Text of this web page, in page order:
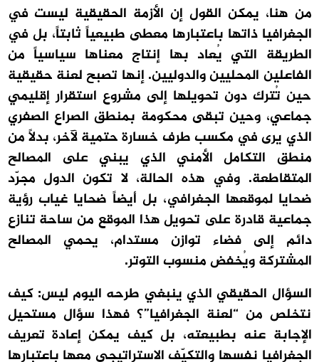
من هنا، يمكن القول إن الأزمة الحقيقية ليست في
الجغرافيا ذاتها باعتبارها معطى طبيعياً ثابتاً، بل في
الطريقة التي يُعاد بها إنتاج معناها سياسياً من
الفاعلين المحليين والدوليين. إنها تصبح لعنة حقيقية
حين تُترك دون تحويلها إلى مشروع استقرار إقليمي
جماعي، وحين تبقى محكومة بمنطق الصراع الصفري
الذي يرى في مكسب طرف خسارة حتمية لآخر، بدلاً من
منطق التكامل الأمني الذي يبني على المصالح
المتقاطعة. وفي هذه الحالة، لا تكون الدول مجرّد
ضحايا لموقعها الجغرافي، بل أيضاً ضحايا غياب رؤية
جماعية قادرة على تحويل هذا الموقع من ساحة تنازع
دائم إلى فضاء توازن مستدام، يحمي المصالح
المشتركة ويُخفض منسوب التوتر.
السؤال الحقيقي الذي ينبغي طرحه اليوم ليس: كيف
نتخلص من “لعنة الجغرافيا”؟ فهذا سؤال مستحيل
الإجابة عنه بطبيعته، بل كيف يمكن إعادة تعريف
الجغرافيا نفسها والتكيّف الاستراتيجي معها باعتبارها